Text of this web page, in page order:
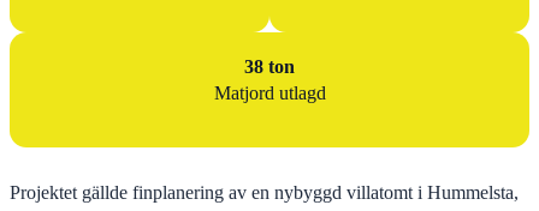
38 ton
Matjord utlagd
Projektet gällde finplanering av en nybyggd villatomt i Hummelsta,